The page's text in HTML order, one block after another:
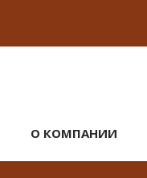
О КОМПАНИИ